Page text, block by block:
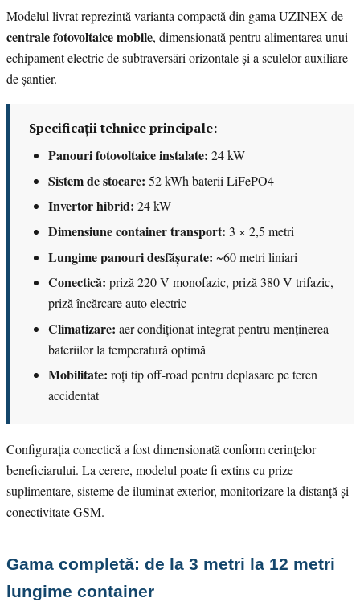
Modelul livrat reprezintă varianta compactă din gama UZINEX de
centrale fotovoltaice mobile, dimensionată pentru alimentarea unui
echipament electric de subtraversări orizontale și a sculelor auxiliare
de șantier.
Specificații tehnice principale:
Panouri fotovoltaice instalate: 24 kW
Sistem de stocare: 52 kWh baterii LiFePO4
Invertor hibrid: 24 kW
Dimensiune container transport: 3 × 2,5 metri
Lungime panouri desfășurate: ~60 metri liniari
Conectică: priză 220 V monofazic, priză 380 V trifazic,
priză încărcare auto electric
Climatizare: aer condiționat integrat pentru menținerea
bateriilor la temperatură optimă
Mobilitate: roți tip off-road pentru deplasare pe teren
accidentat
Configurația conectică a fost dimensionată conform cerințelor
beneficiarului. La cerere, modelul poate fi extins cu prize
suplimentare, sisteme de iluminat exterior, monitorizare la distanță și
conectivitate GSM.
Gama completă: de la 3 metri la 12 metri
lungime container